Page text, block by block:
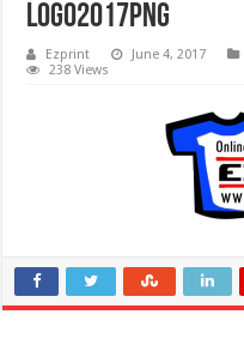
logo2017png
Ezprint June 4, 2017
238 Views